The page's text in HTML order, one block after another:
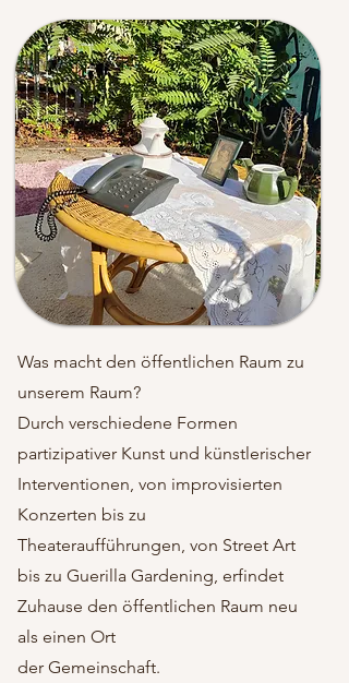
Was macht den öffentlichen Raum zu
unserem Raum?
Durch verschiedene Formen
partizipativer Kunst und künstlerischer
Interventionen, von improvisierten
Konzerten bis zu
Theateraufführungen, von Street Art
bis zu Guerilla Gardening, erfindet
Zuhause den öffentlichen Raum neu
als einen Ort
der Gemeinschaft.